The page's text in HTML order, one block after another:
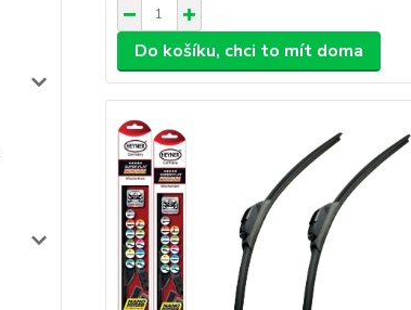
Do košíku, chci to mít doma